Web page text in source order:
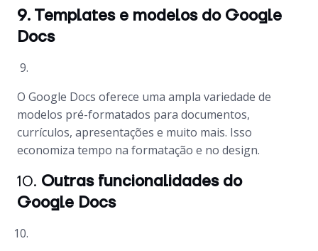
9. Templates e modelos do Google
Docs
O Google Docs oferece uma ampla variedade de
modelos pré-formatados para documentos,
currículos, apresentações e muito mais. Isso
economiza tempo na formatação e no design.
10. Outras funcionalidades do
Google Docs